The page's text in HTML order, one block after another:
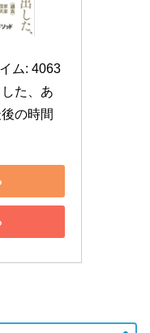
ム: 4063
た、あ
の時間